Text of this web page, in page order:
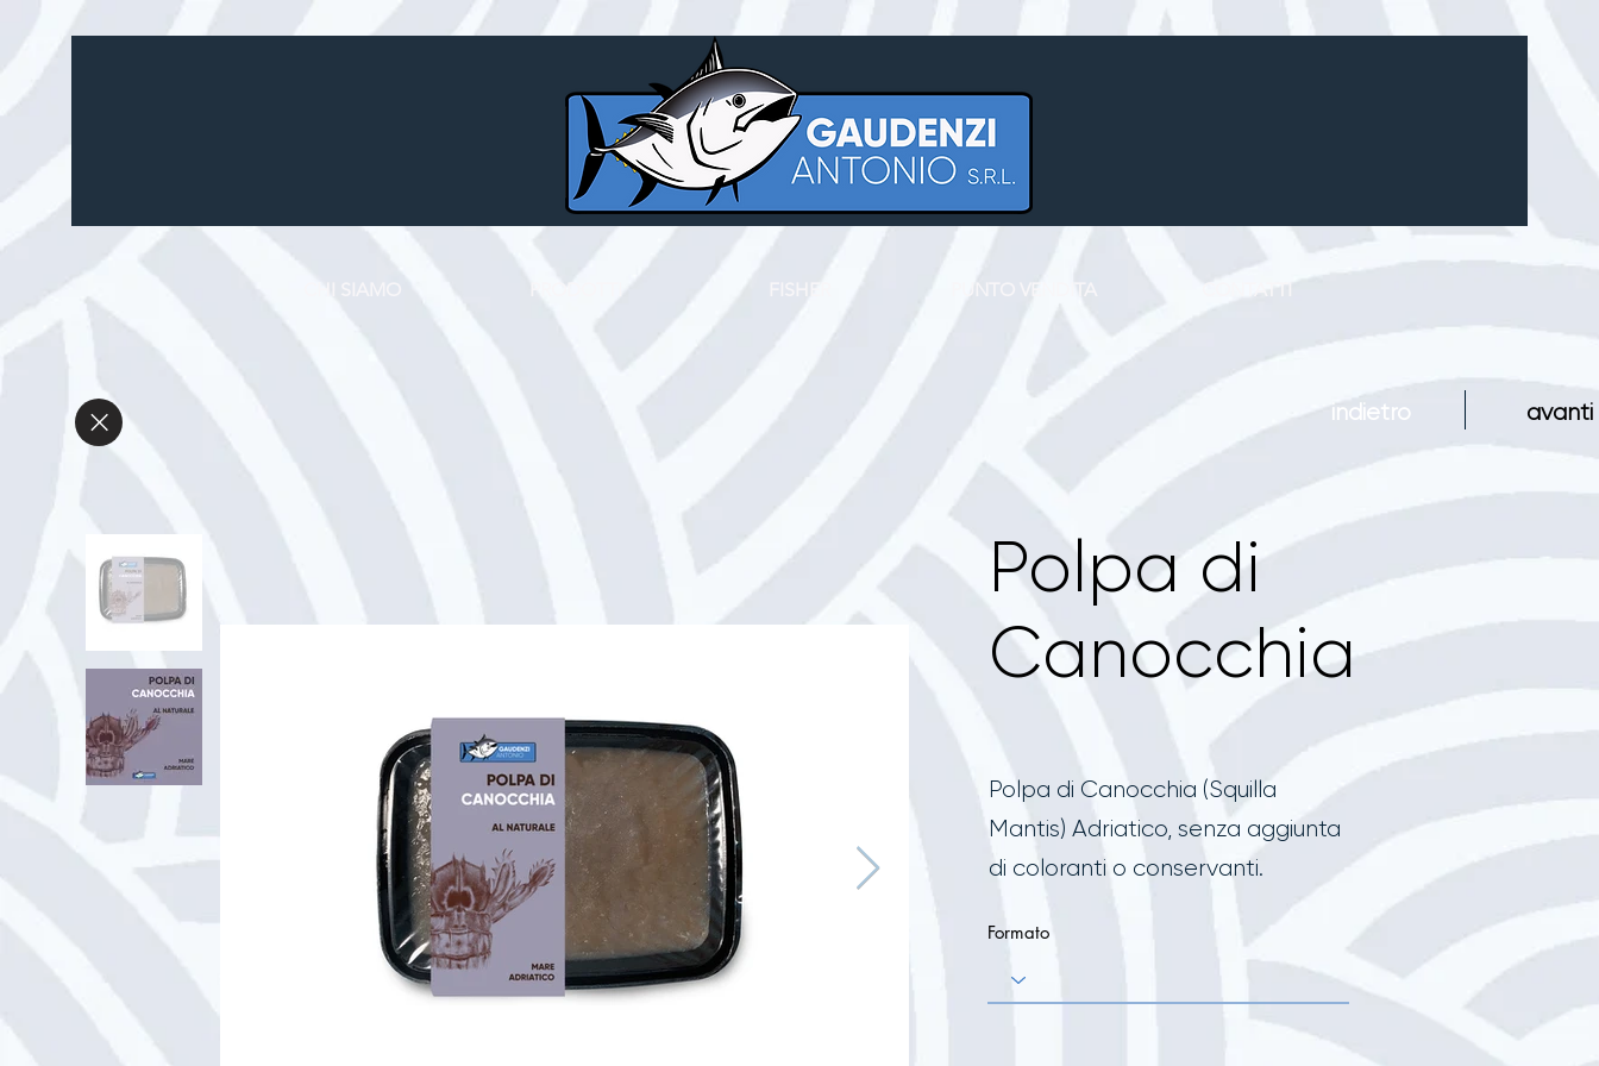
CHI SIAMO PUNTO VENDITA CONTATTI
avanti
indietro
Polpa di
Canocchia
Polpa di Canocchia (Squilla
Mantis) Adriatico, senza aggiunta
di coloranti o conservanti.
Formato